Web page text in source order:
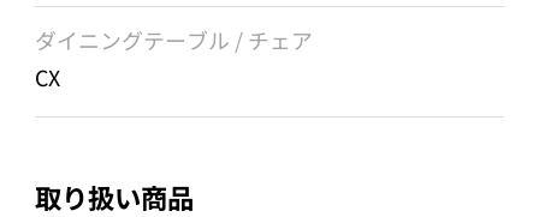
ダイニングテーブル / チェア
CX
取り扱い商品